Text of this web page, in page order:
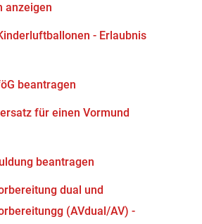
anzeigen
- Erlaubnis
beantragen
für einen Vormund
beantragen
dual und
(AVdual/AV) -